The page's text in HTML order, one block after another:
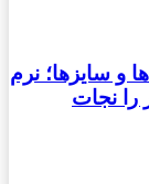
و سایزها؛ نرم
را نجات